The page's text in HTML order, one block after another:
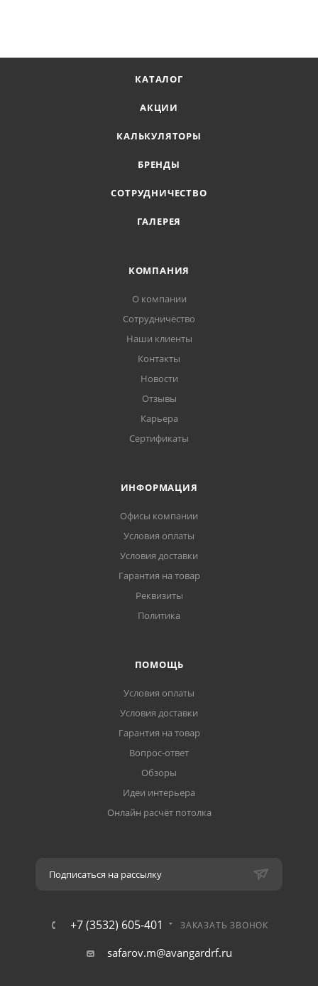
КАТАЛОГ
АКЦИИ
КАЛЬКУЛЯТОРЫ
БРЕНДЫ
СОТРУДНИЧЕСТВО
ГАЛЕРЕЯ
КОМПАНИЯ
О компании
Сотрудничество
Наши клиенты
Контакты
Новости
Отзывы
Карьера
Сертификаты
ИНФОРМАЦИЯ
Офисы компании
Условия оплаты
Условия доставки
Гарантия на товар
Реквизиты
Политика
ПОМОЩЬ
Условия оплаты
Условия доставки
Гарантия на товар
Вопрос-ответ
Обзоры
Идеи интерьера
Онлайн расчёт потолка
Подписаться на рассылку
+7 (3532) 605-401 ЗАКАЗАТЬ ЗВОНОК
safarov.m@avangardrf.ru